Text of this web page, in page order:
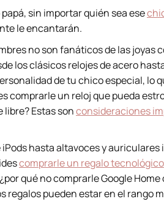
sin importar quién sea ese
le encantarán.
no son fanáticos de las joyas
los clásicos relojes de acero
de tu chico especial, lo
comprarle un reloj que pueda
libre? Estas sonconsideraciones
hasta altavoces y
comprarle un regalo tecnológico
qué no comprarle Google
regalos pueden estar en el rango